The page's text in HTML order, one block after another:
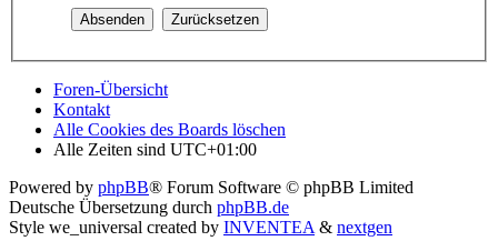
Foren-Übersicht
Kontakt
Alle Cookies des Boards löschen
Alle Zeiten sind UTC+01:00
Powered by phpBB® Forum Software © phpBB Limited
Deutsche Übersetzung durch phpBB.de
Style we_universal created by INVENTEA & nextgen